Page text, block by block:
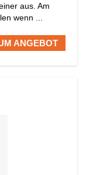
aus. Am
wenn ...
ANGEBOT